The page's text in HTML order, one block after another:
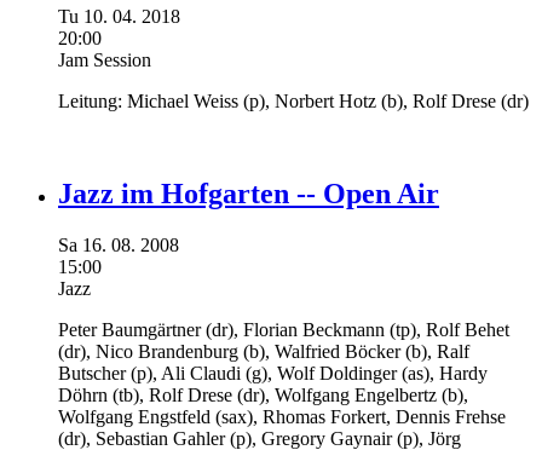
Tu 10. 04. 2018
20:00
Jam Session
Leitung: Michael Weiss (p), Norbert Hotz (b), Rolf Drese (dr)
Jazz im Hofgarten -- Open Air
Sa 16. 08. 2008
15:00
Jazz
Peter Baumgärtner(dr), Florian Beckmann (tp), Rolf Behet
(dr), Nico Brandenburg (b), Walfried Böcker(b), Ralf
Butscher(p), Ali Claudi (g), Wolf Doldinger(as), Hardy
Döhrn (tb), Rolf Drese (dr), Wolfgang Engelbertz (b),
Wolfgang Engstfeld (sax), Rhomas Forkert, Dennis Frehse
(dr), Sebastian Gahler(p), Gregory Gaynair(p), Jörg